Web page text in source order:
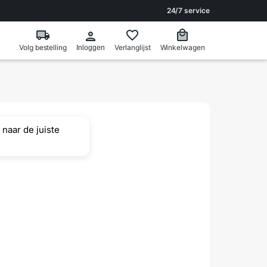
24/7 service
Volg bestelling Inloggen Verlanglijst Winkelwagen